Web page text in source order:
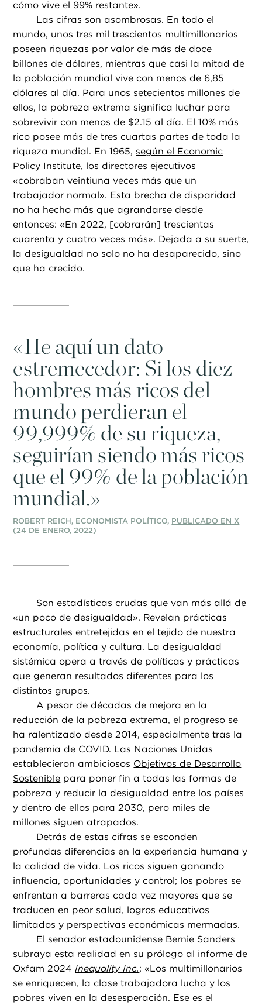
cómo vive el 99% restante».
Las cifras son asombrosas. En todo el
mundo, unos tres mil trescientos multimillonarios
poseen riquezas por valor de más de doce
billones de dólares, mientras que casi la mitad de
la población mundial vive con menos de 6,85
dólares al día. Para unos setecientos millones de
ellos, la pobreza extrema significa luchar para
sobrevivir con menos de $2.15 al día. El 10% más
rico posee más de tres cuartas partes de toda la
riqueza mundial. En 1965, según el Economic
Policy Institute, los directores ejecutivos
«cobraban veintiuna veces más que un
trabajador normal». Esta brecha de disparidad
no ha hecho más que agrandarse desde
entonces: «En 2022, [cobrarán] trescientas
cuarenta y cuatro veces más». Dejada a su suerte,
la desigualdad no solo no ha desaparecido, sino
que ha crecido.
«He aquí un dato
estremecedor: Si los diez
hombres más ricos del
mundo perdieran el
99,999% de su riqueza,
seguirían siendo más ricos
que el 99% de la población
mundial.»
ROBERT REICH, ECONOMISTA POLÍTICO, PUBLICADO EN X
(24 DE ENERO, 2022)
Son estadísticas crudas que van más allá de
«un poco de desigualdad». Revelan prácticas
estructurales entretejidas en el tejido de nuestra
economía, política y cultura. La desigualdad
sistémica opera a través de políticas y prácticas
que generan resultados diferentes para los
distintos grupos.
A pesar de décadas de mejora en la
reducción de la pobreza extrema, el progreso se
ha ralentizado desde 2014, especialmente tras la
pandemia de COVID. Las Naciones Unidas
establecieron ambiciosos Objetivos de Desarrollo
Sostenible para poner fin a todas las formas de
pobreza y reducir la desigualdad entre los países
y dentro de ellos para 2030, pero miles de
millones siguen atrapados.
Detrás de estas cifras se esconden
profundas diferencias en la experiencia humana y
la calidad de vida. Los ricos siguen ganando
influencia, oportunidades y control; los pobres se
enfrentan a barreras cada vez mayores que se
traducen en peor salud, logros educativos
limitados y perspectivas económicas mermadas.
El senador estadounidense Bernie Sanders
subraya esta realidad en su prólogo al informe de
Oxfam 2024Inequality Inc.: «Los multimillonarios
se enriquecen, la clase trabajadora lucha y los
pobres viven en la desesperación. Ese es el